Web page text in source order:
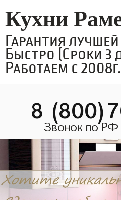
Кухни
Гарантия
Быстро (Сроки 3
Работаем с
8
Звонок по РФ